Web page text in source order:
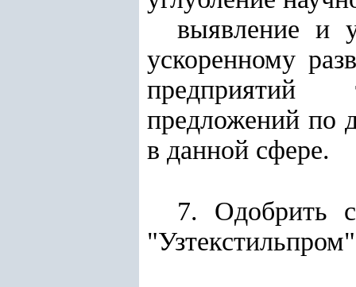
выявление и
ускоренному
предприятий
предложений по
в данной сфере.
7. Одобрить